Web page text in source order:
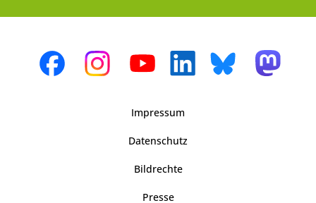
Impressum
Datenschutz
Bildrechte
Presse